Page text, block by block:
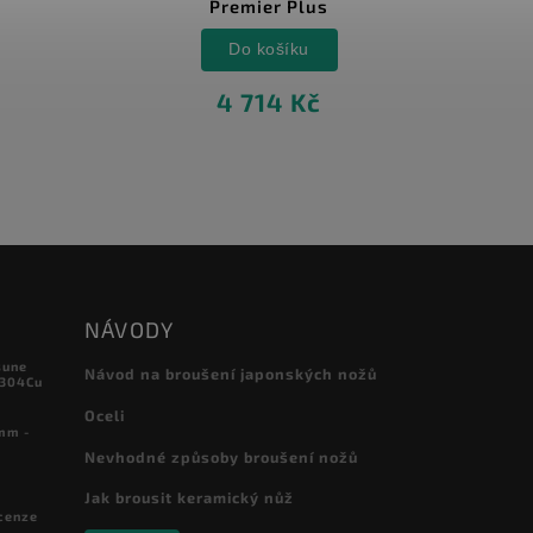
Premier Plus
4 714 Kč
Do košíku
-
NÁVODY
Návod na broušení japonských nožů
Oceli
Nevhodné způsoby broušení nožů
Jak brousit keramický nůž